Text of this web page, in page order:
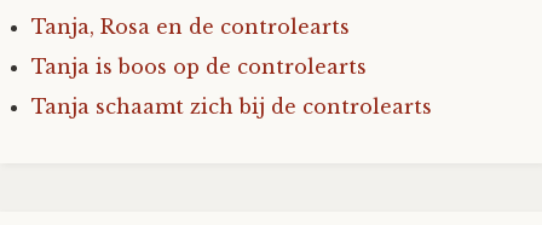
Faith
Fioontje
Tanja, Rosa en de controlearts
Tanja is boos op de controlearts
Tanja schaamt zich bij de controlearts